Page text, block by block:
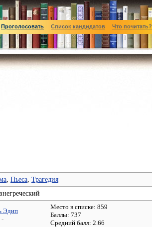
Проголосовать Список кандидатов Что почитать?
Пьеса Трагедия
Эдип
-
Место в списке: 859
Баллы: 737
Средний балл: 2.66